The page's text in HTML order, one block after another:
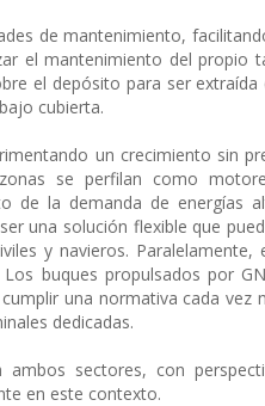
de mantenimiento,
el mantenimiento del propio
el depósito para ser extraída
cubierta.
un crecimiento sin
se perfilan como
de la demanda de energías
una solución flexible que
y navieros. Paralelamente,
buques propulsados por
una normativa cada vez
dedicadas.
sectores, con
en este contexto.